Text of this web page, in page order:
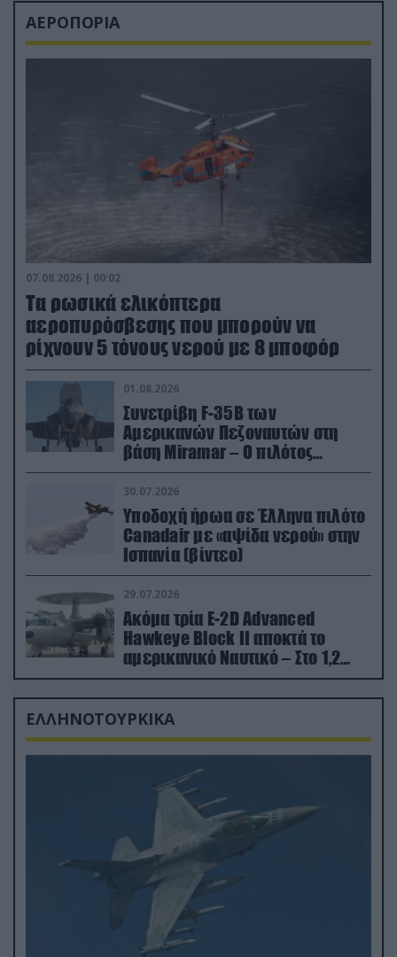
ΑΕΡΟΠΟΡΙΑ
07.08.2026 | 00:02
Τα ρωσικά ελικόπτερα
αεροπυρόσβεσης που μπορούν να
ρίχνουν 5 τόνους νερού με 8 μποφόρ
01.08.2026
Συνετρίβη F-35B των
Αμερικανών Πεζοναυτών στη
βάση Miramar – Ο πιλότος
εκτινάχθηκε εγκαίρως
30.07.2026
Υποδοχή ήρωα σε Έλληνα πιλότο
Canadair με «αψίδα νερού» στην
Ισπανία (βίντεο)
29.07.2026
Ακόμα τρία E-2D Advanced
Hawkeye Block II αποκτά το
αμερικανικό Ναυτικό – Στο 1,2
δισ.δολάρια το κόστος
ΕΛΛΗΝΟΤΟΥΡΚΙΚΑ